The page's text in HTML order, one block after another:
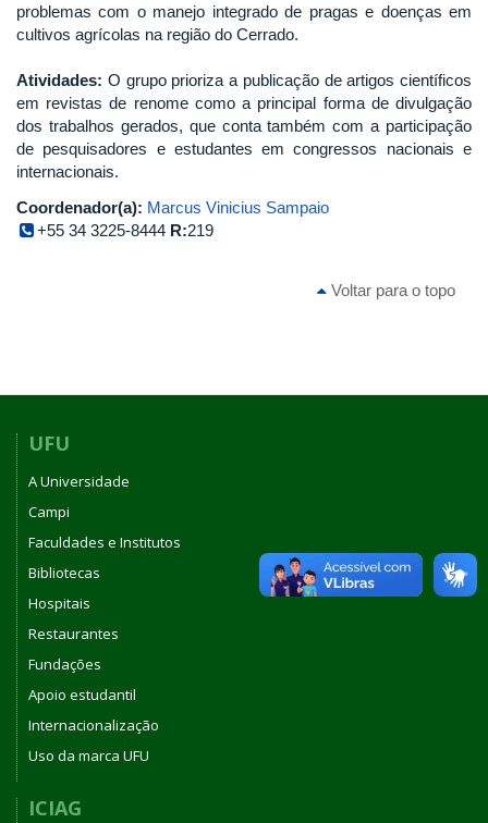
problemas com o manejo integrado de pragas e doenças em
cultivos agrícolas na região do Cerrado.
Atividades: O grupo prioriza a publicação de artigos científicos
em revistas de renome como a principal forma de divulgação
dos trabalhos gerados, que conta também com a participação
de pesquisadores e estudantes em congressos nacionais e
internacionais.
Coordenador(a): Marcus Vinicius Sampaio
+55 34 3225-8444 R:219
Voltar para o topo
UFU
A Universidade
Campi
Faculdades e Institutos
Bibliotecas
Hospitais
Restaurantes
Fundações
Apoio estudantil
Internacionalização
Uso da marca UFU
ICIAG